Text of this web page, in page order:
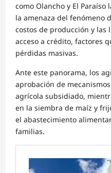
como Olancho y El
la amenaza del fenómeno
costos de producción y las
acceso a crédito, factores
pérdidas masivas.
Ante este panorama, los
aprobación de
agrícola subsidiado,
en la siembra de maíz y
el abastecimiento
familias.